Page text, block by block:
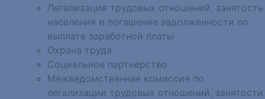
Легализация трудовых отношений, занятость
населения и погашение задолженности по
выплате заработной платы
Охрана труда
Социальное партнерство
Межведомственная комиссия по
легализации трудовых отношений, занятости